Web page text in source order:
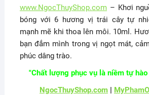
www.NgocThuyShop.com– Khơi
bóng với 6 hương vị trái cây tự
mạnh mẽ khi thoa lên môi. 10ml.
bạn đắm mình trong vị ngọt mát,
phúc dâng trào.
"Chất lượng phục vụ là niềm tự
NgocThuyShop.com|